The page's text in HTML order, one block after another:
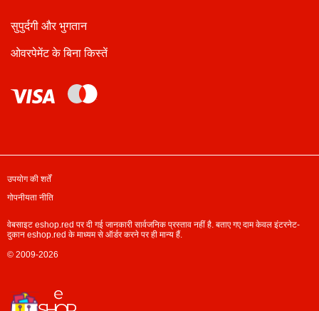
सुपुर्दगी और भुगतान
ओवरपेमेंट के बिना किस्तें
उपयोग की शर्तें
गोपनीयता नीति
वेबसाइट eshop.red पर दी गई जानकारी सार्वजनिक प्रस्ताव नहीं है. बताए गए दाम केवल इंटरनेट-
दुकान eshop.red के माध्यम से ऑर्डर करने पर ही मान्य हैं.
© 2009-2026